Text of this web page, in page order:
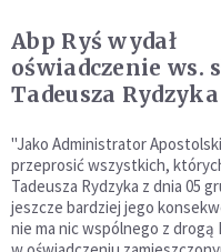
Abp Ryś wydał
oświadczenie ws.
Tadeusza Rydzyka
"Jako Administrator
przeprosić wszystkich,
Tadeusza Rydzyka z dnia 05
jeszcze bardziej jego
nie ma nic wspólnego z drogą